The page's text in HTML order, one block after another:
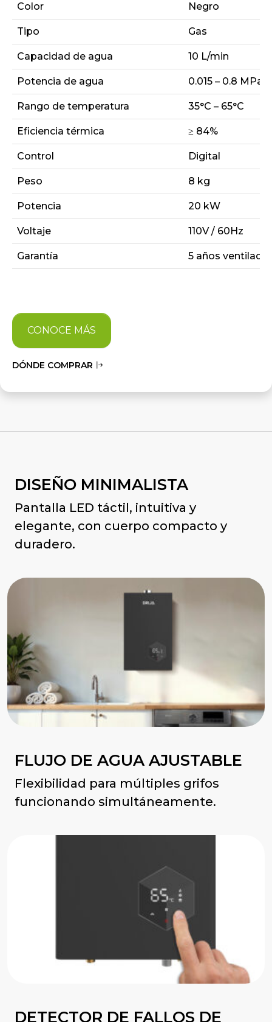
Color Negro
Tipo Gas
Capacidad de agua 10 L/min
Potencia de agua 0.015 – 0.8 MPa
Rango de temperatura 35°C – 65°C
Eficiencia térmica ≥ 84%
Control Digital
Peso 8 kg
Potencia 20 kW
Voltaje 110V / 60Hz
Garantía 5 años ventilador
CONOCE MÁS
DÓNDE COMPRAR
DISEÑO MINIMALISTA
Pantalla LED táctil, intuitiva y
elegante, con cuerpo compacto y
duradero.
FLUJO DE AGUA AJUSTABLE
Flexibilidad para múltiples grifos
funcionando simultáneamente.
DETECTOR DE FALLOS DE